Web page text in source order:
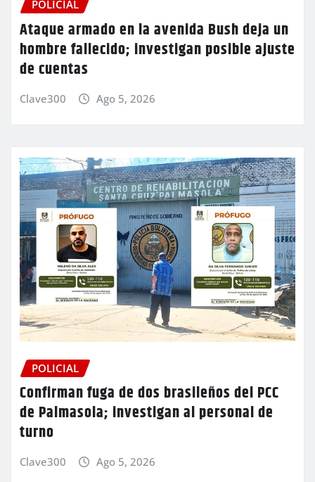
POLICIAL
Ataque armado en la avenida Bush deja un
hombre fallecido; investigan posible ajuste
de cuentas
Clave300 Ago 5, 2026
POLICIAL
Confirman fuga de dos brasileños del PCC
de Palmasola; investigan al personal de
turno
Clave300 Ago 5, 2026